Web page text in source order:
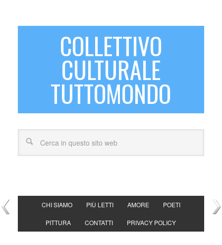
COLLETTIVO
CULTURALE
TUTTOMONDO
CHI SIAMO PIÙ LETTI AMORE POETI
PITTURA CONTATTI PRIVACY POLICY